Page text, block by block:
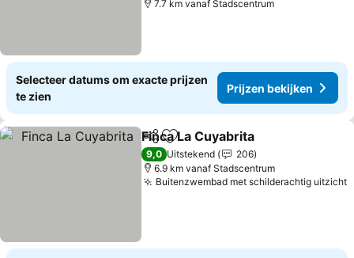
7.7 km vanaf Stadscentrum
Selecteer datums om exacte prijzen
te zien
Prijzen bekijken
DelenToevoegen aan favorieten
Finca La Cuyabrita
9,0 Uitstekend
206
6.9 km vanaf Stadscentrum
Buitenzwembad met schilderachtig uitzicht